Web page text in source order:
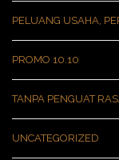
PELUANG USAHA,
PROMO 10.10
TANPA PENGUAT
UNCATEGORIZED